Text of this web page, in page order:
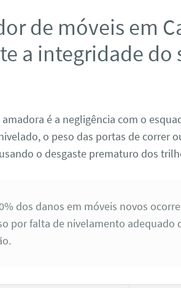
de móveis em
a integridade do
é a negligência com o
o peso das portas de correr
o desgaste prematuro dos
dos danos em móveis novos
por falta de nivelamento adequado